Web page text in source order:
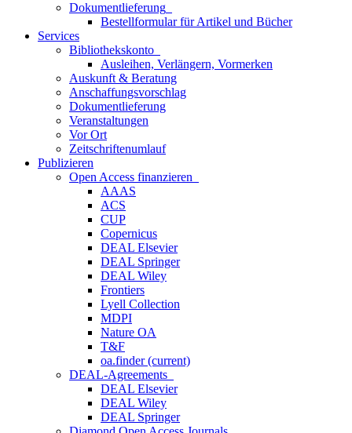
Dokumentlieferung
Bestellformular für Artikel und Bücher
Services
Bibliothekskonto
Ausleihen, Verlängern, Vormerken
Auskunft & Beratung
Anschaffungsvorschlag
Dokumentlieferung
Veranstaltungen
Vor Ort
Zeitschriftenumlauf
Publizieren
Open Access finanzieren
AAAS
ACS
CUP
Copernicus
DEAL Elsevier
DEAL Springer
DEAL Wiley
Frontiers
Lyell Collection
MDPI
Nature OA
T&F
oa.finder(current)
DEAL-Agreements
DEAL Elsevier
DEAL Wiley
DEAL Springer